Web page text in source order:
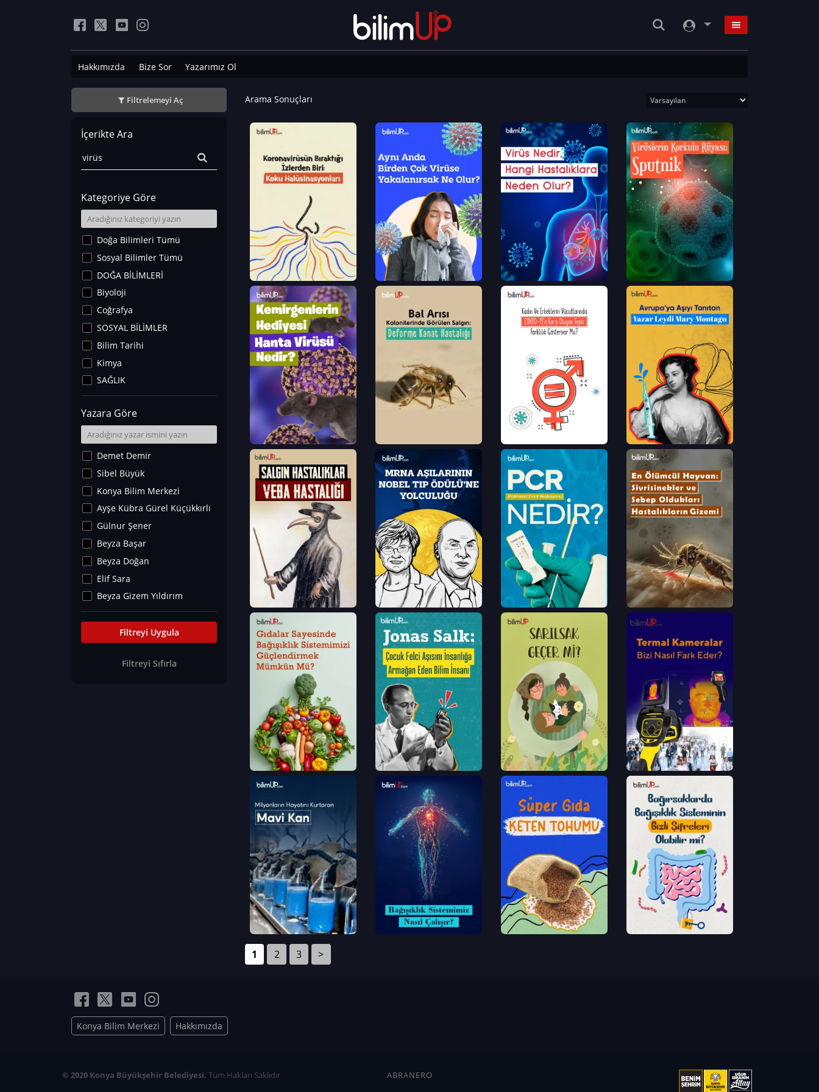
Hakkımızda Bize Sor Yazarımız Ol
Filtrelemeyi Aç
İçerikte Ara
Kategoriye Göre
Doğa Bilimleri Tümü
Sosyal Bilimler Tümü
DOĞA BİLİMLERİ
Biyoloji
Coğrafya
SOSYAL BİLİMLER
Bilim Tarihi
Kimya
SAĞLIK
Sanat Tarihi
Fizik
Yer Bilimleri
Astronomi ve Uzay
Noroloji
Matematik
Teknoloji
İklim Değişikliği
Arkeoloji
Kültür&Sanat
Yaşam Tavsiyeleri
Merakoloji
Eğitim Bilimleri
Yazara Göre
Demet Demir
Sibel Büyük
Konya Bilim Merkezi
Ayşe Kübra Gürel Küçükkırlı
Gülnur Şener
Beyza Başar
Beyza Doğan
Elif Sara
Beyza Gizem Yıldırım
İlknur İyigökler
Büşra Elif Kıvrak
Can TORUN
Filtreyi Uygula
Filtreyi Sıfırla
Arama Sonuçları
1 2 3 >
Konya Bilim Merkezi Hakkımızda
© 2020 Konya Büyükşehir Belediyesi. Tüm Hakları Saklıdır ABRANERO